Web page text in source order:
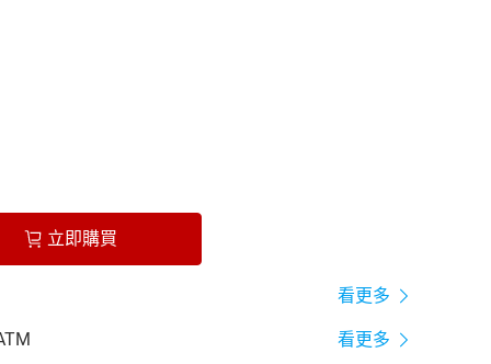
立即購買
看更多
看更多